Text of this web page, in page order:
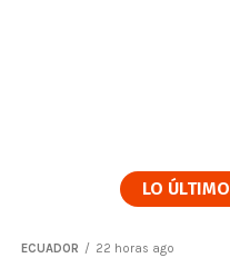
LO ÚLTIMO
ECUADOR 22 horas ago